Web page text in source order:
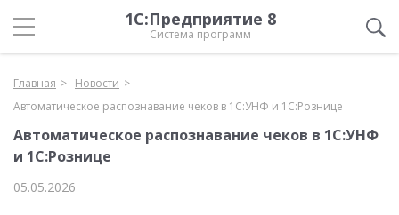
1С:Предприятие 8
Система программ
Главная
Новости
Автоматическое распознавание чеков в 1С:УНФ и 1С:Рознице
Автоматическое распознавание чеков в 1С:УНФ
и 1С:Рознице
05.05.2026